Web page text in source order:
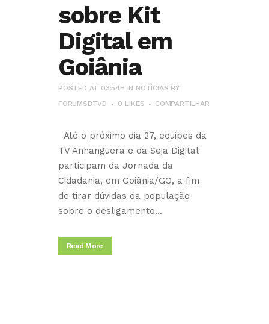
sobre Kit
Digital em
Goiânia
POSTED AT 03:54H IN NOTÍCIAS BY
FORUMSBTVD
0 LIKES COMPARTILHAR
Até o próximo dia 27, equipes da
TV Anhanguera e da Seja Digital
participam da Jornada da
Cidadania, em Goiânia/GO, a fim
de tirar dúvidas da população
sobre o desligamento...
Read More